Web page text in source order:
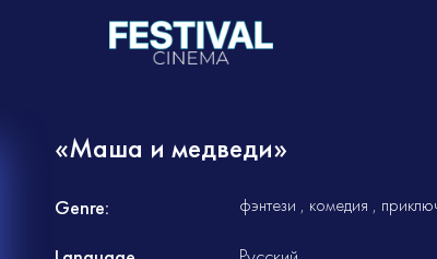
«Маша и медведи»
Genre: фэнтези комедия